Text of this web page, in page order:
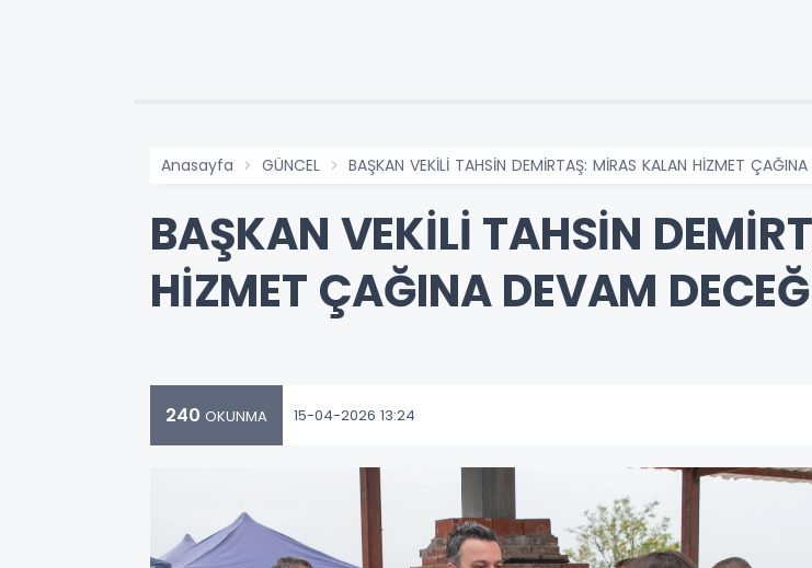
Anasayfa GÜNCEL BAŞKAN VEKİLİ TAHSİN DEMİRTAŞ: MİRAS KALAN HİZMET
BAŞKAN VEKİLİ TAHSİN
HİZMET ÇAĞINA DEVAM
240 OKUNMA 15-04-2026 13:24